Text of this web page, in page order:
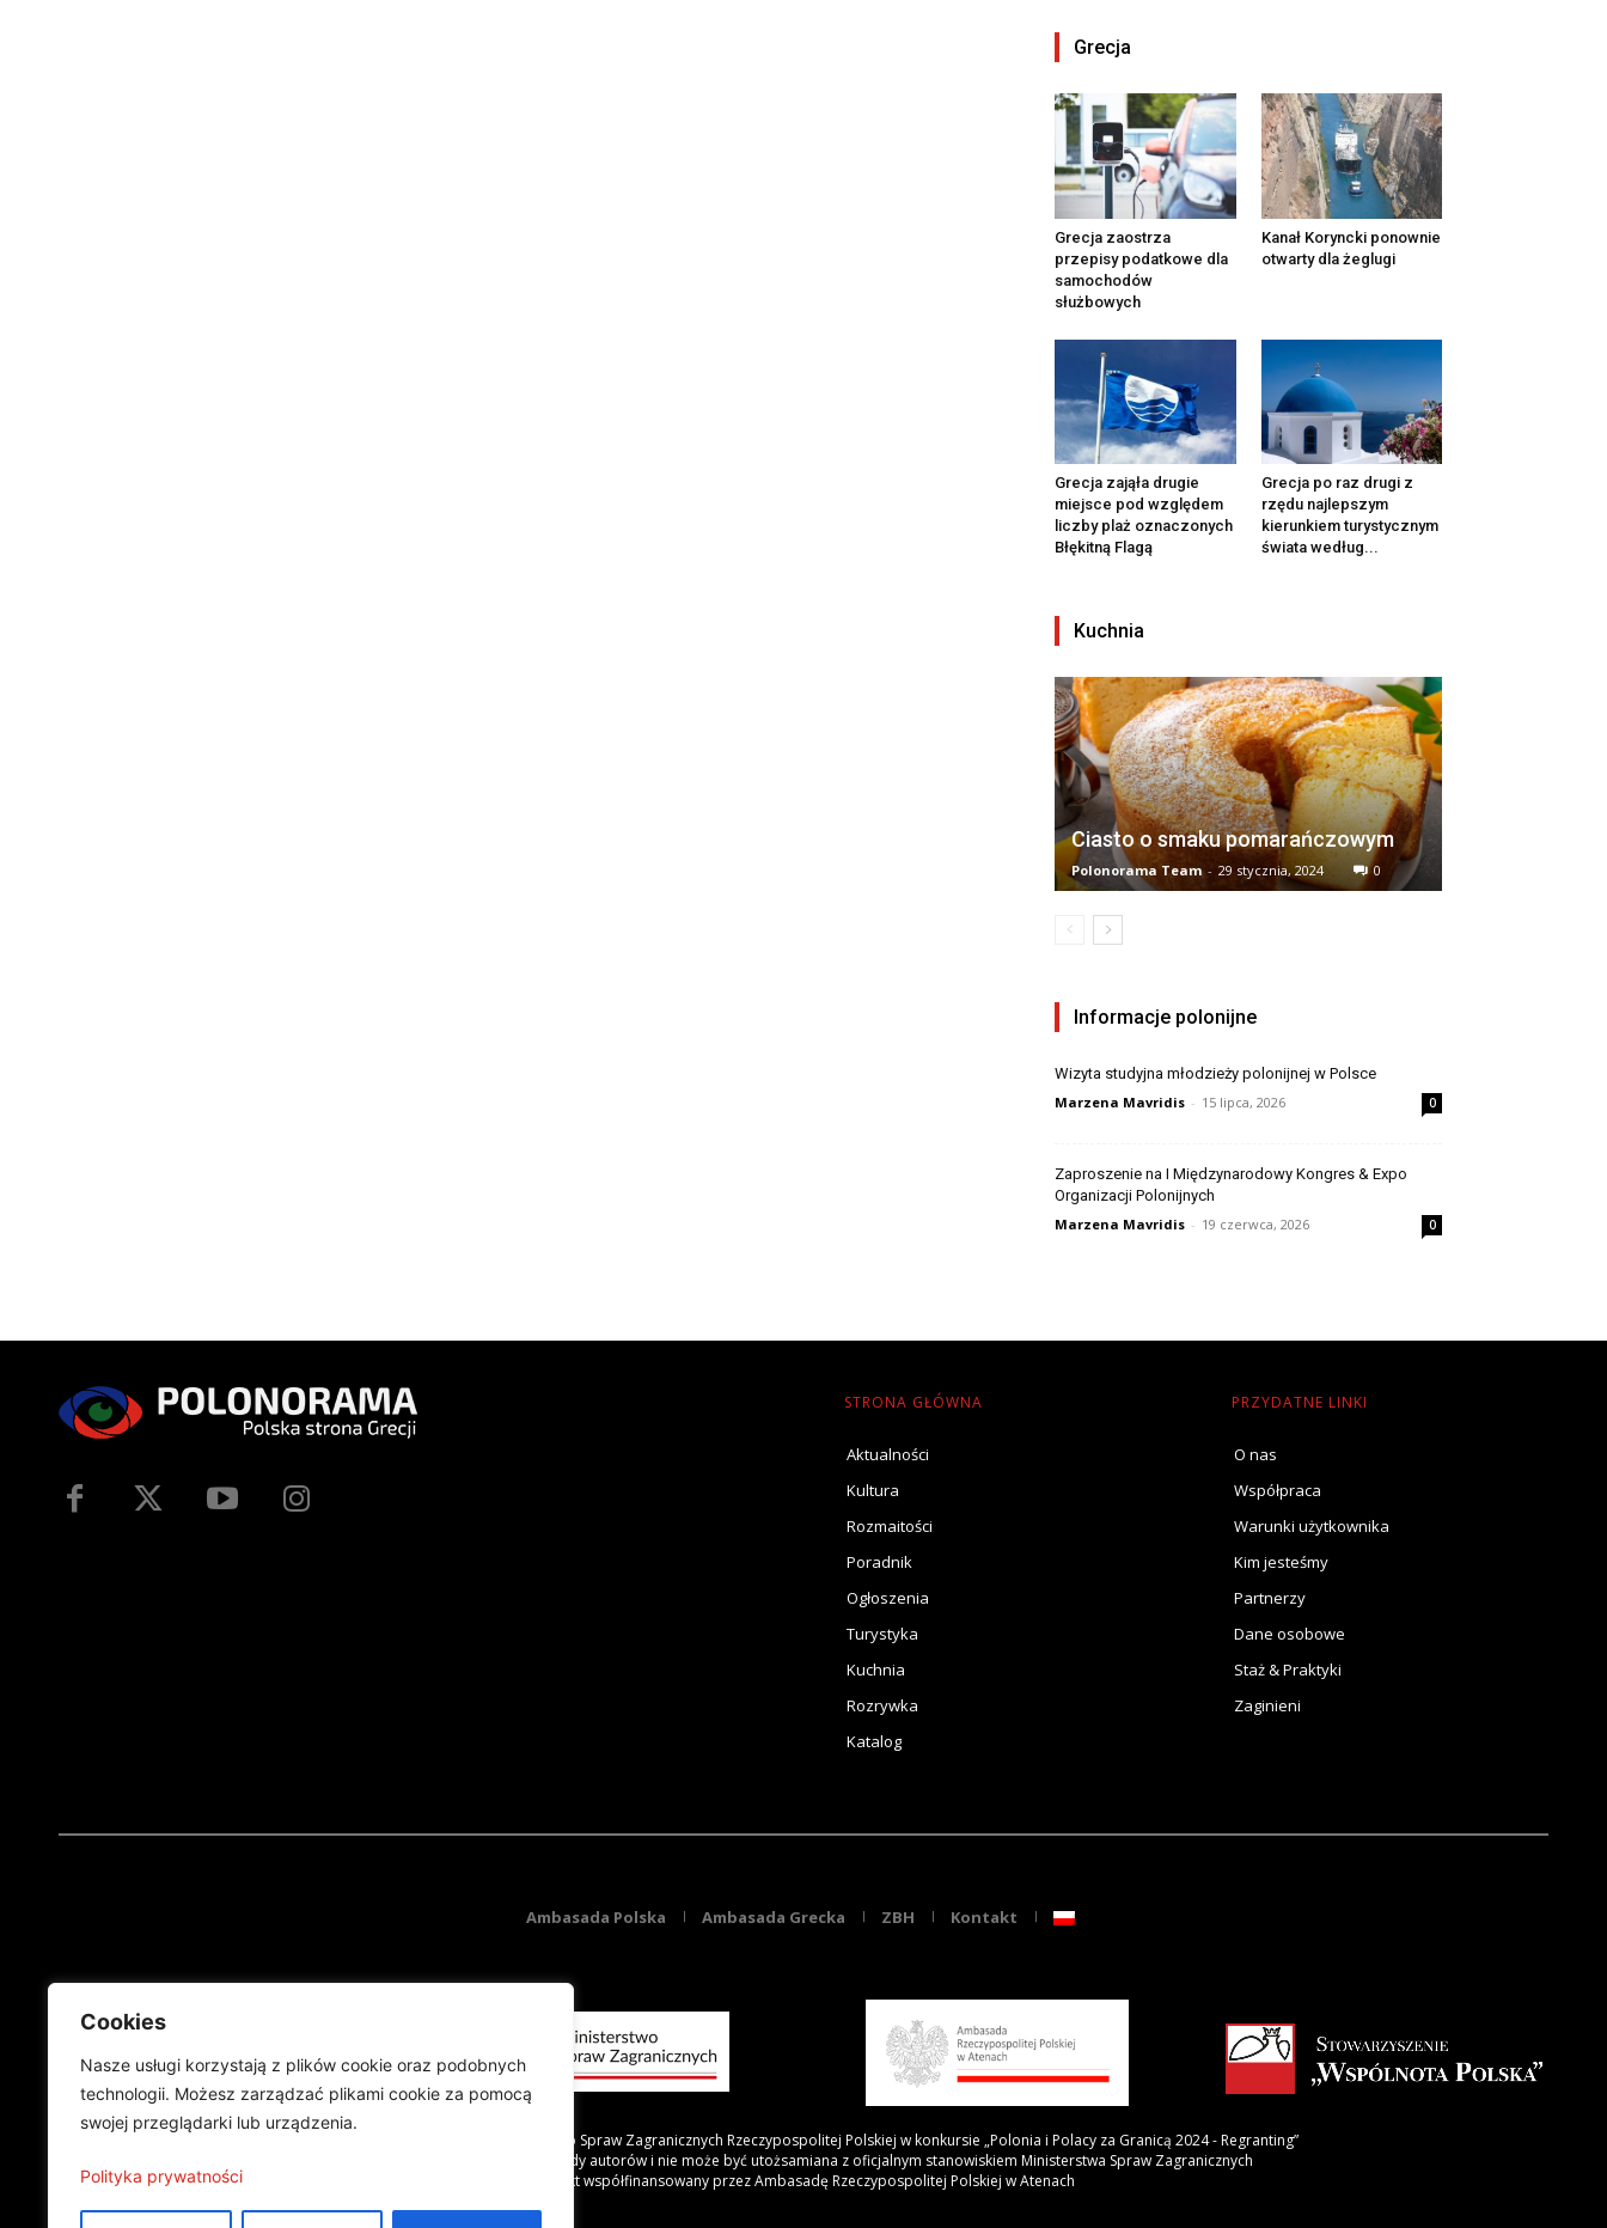
Cookies
Nasze usługi korzystają z plików cookie oraz podobnych
technologii. Możesz zarządzać plikami cookie za pomocą
swojej przeglądarki lub urządzenia.
Polityka prywatności
Grecja
Grecja zaostrza
przepisy podatkowe dla
samochodów
służbowych
Kanał Koryncki ponownie
otwarty dla żeglugi
Grecja zająła drugie
miejsce pod względem
liczby plaż oznaczonych
Błękitną Flagą
Grecja po raz drugi z
rzędu najlepszym
kierunkiem turystycznym
świata według...
Kuchnia
Ciasto o smaku pomarańczowym
Polonorama Team - 29 stycznia, 2024 0
Informacje polonijne
Wizyta studyjna młodzieży polonijnej w Polsce
Marzena Mavridis - 15 lipca, 2026 0
Zaproszenie na I Międzynarodowy Kongres & Expo
Organizacji Polonijnych
Marzena Mavridis - 19 czerwca, 2026 0
STRONA GŁÓWNA
Aktualności
Kultura
Rozmaitości
Poradnik
Ogłoszenia
Turystyka
Kuchnia
Rozrywka
Katalog
PRZYDATNE LINKI
O nas
Współpraca
Warunki użytkownika
Kim jesteśmy
Partnerzy
Dane osobowe
Staż & Praktyki
Zaginieni
Ambasada Polska Ambasada Grecka ZBH Kontakt
Projekt finansowany przez Ministerstwo Spraw Zagranicznych Rzeczypospolitej Polskiej w konkursie „Polonia i Polacy za Granicą 2024 - Regranting”
Publikacja wyraża jedynie poglądy autorów i nie może być utożsamiana z oficjalnym stanowiskiem Ministerstwa Spraw Zagranicznych
Projekt współfinansowany przez Ambasadę Rzeczypospolitej Polskiej w Atenach